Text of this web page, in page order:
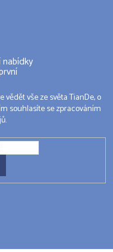
vše ze světa TianDe, o
souhlasíte se zpracováním